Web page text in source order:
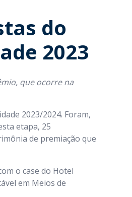
do
2023
que ocorre na
2023/2024. Foram,
etapa, 25
de premiação que
o case do Hotel
em Meios de